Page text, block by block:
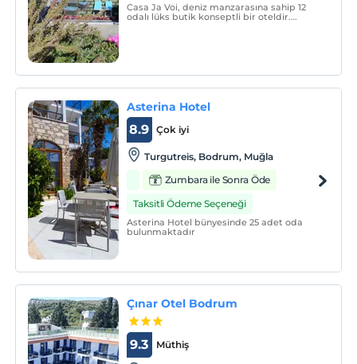
Casa Ja Voi, deniz manzarasına sahip 12
odalı lüks butik konseptli bir oteldir.
Asterina Hotel
Çok iyi
8.9
Turgutreis, Bodrum, Muğla
Zumbara ile Sonra Öde
Taksitli Ödeme Seçeneği
Asterina Hotel bünyesinde 25 adet oda
bulunmaktadır
Çınar Otel Bodrum
Müthiş
9.3